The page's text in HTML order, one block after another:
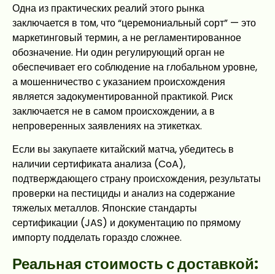
Одна из практических реалий этого рынка
заключается в том, что “церемониальный сорт” — это
маркетинговый термин, а не регламентированное
обозначение. Ни один регулирующий орган не
обеспечивает его соблюдение на глобальном уровне,
а мошенничество с указанием происхождения
является задокументированной практикой. Риск
заключается не в самом происхождении, а в
непроверенных заявлениях на этикетках.
Если вы закупаете китайский матча, убедитесь в
наличии сертификата анализа (CoA),
подтверждающего страну происхождения, результаты
проверки на пестициды и анализ на содержание
тяжелых металлов. Японские стандарты
сертификации (JAS) и документацию по прямому
импорту подделать гораздо сложнее.
Реальная стоимость с доставкой: